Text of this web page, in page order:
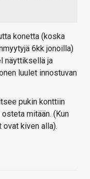
konetta (koska
6kk jonoilla)
näyttiksellä ja
luulet innostuvan
pukin konttiin
mitään. (Kun
kiven alla).